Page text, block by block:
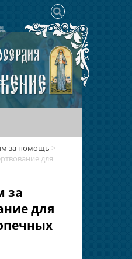
за помощь >
для
за
для